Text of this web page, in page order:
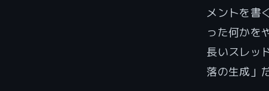
メントを書
った何かを
長いスレッ
落の生成」